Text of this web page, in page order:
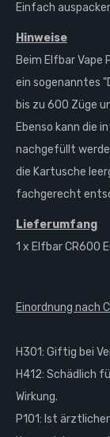
Einfach
Hinweise
Beim Elfbar Vape
ein sogenanntes
bis zu 600 Züge
Ebenso kann die
nachgefüllt
die Kartusche
fachgerecht
Lieferumfang
1 x Elfbar CR600
Einordnung nach
H301: Giftig bei
H412: Schädlich
Wirkung.
P101: Ist